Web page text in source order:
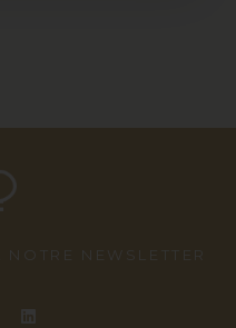
NOTRE NEWSLETTER